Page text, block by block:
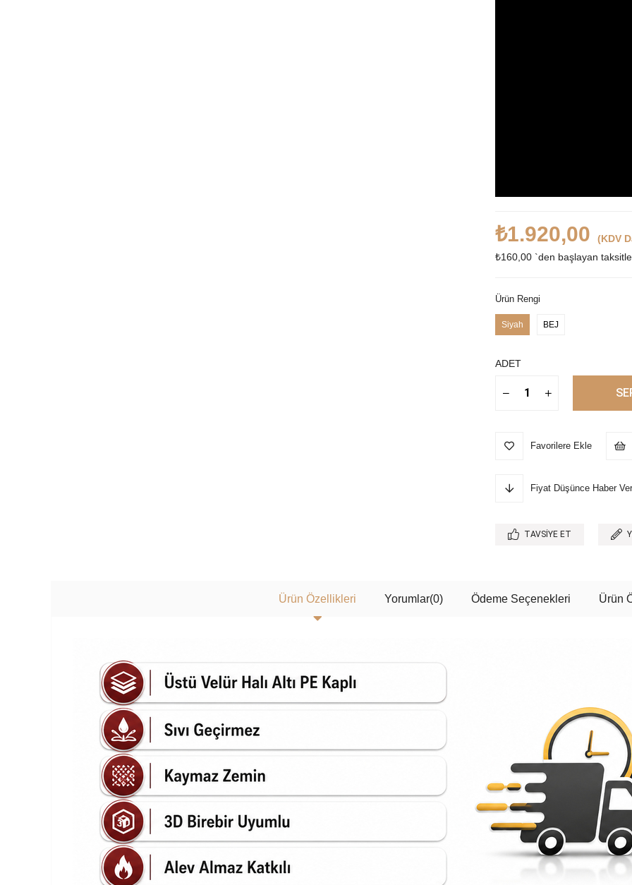
₺1.920,00
(KDV
₺160,00 `den başlayan
Ürün Rengi
Siyah BEJ
ADET
Favorilere Ekle
Fiyat Düşünce Haber Ver
TAVSIYE ET
Ürün Özellikleri Yorumlar(0) Ödeme Seçenekleri Ürün